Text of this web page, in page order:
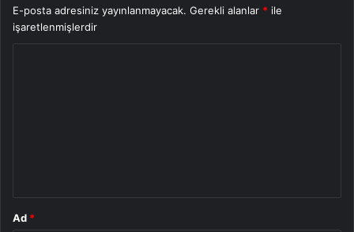
E-posta adresiniz yayınlanmayacak. Gerekli alanlar * ile
işaretlenmişlerdir
Ad *